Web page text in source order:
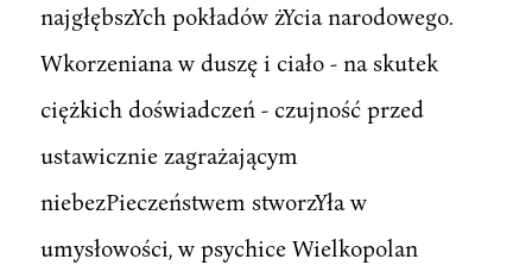
najgłębszYch pokładów żYcia narodowego.
Wkorzeniana w duszę i ciało - na skutek
ciężkich doświadczeń - czujność przed
ustawicznie zagrażającym
niebezPieczeństwem stworzYła w
umysłowości, w psychice Wielkopolan